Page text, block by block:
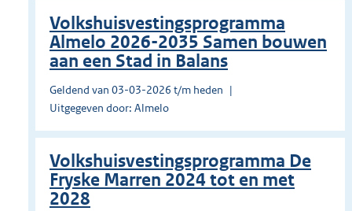
Volkshuisvestingsprogramma
Almelo 2026-2035 Samen bouwen
aan een Stad in Balans
Geldend van 03-03-2026 t/m heden
Uitgegeven door: Almelo
Volkshuisvestingsprogramma De
Fryske Marren 2024 tot en met
2028